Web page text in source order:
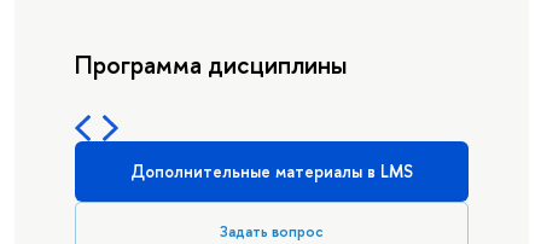
Программа дисциплины
Дополнительные материалы в LMS
Задать вопрос